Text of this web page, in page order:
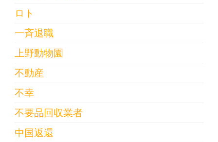
ロト
一斉退職
上野動物園
不動産
不幸
不要品回収業者
中国返還